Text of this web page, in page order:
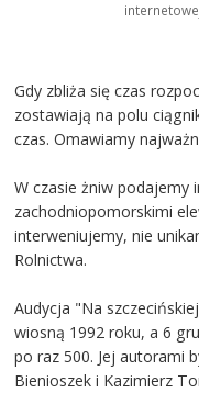
Gdy zbliża się czas
zostawiają na polu
czas. Omawiamy
W czasie żniw podajemy
zachodniopomorskimi
interweniujemy, nie
Rolnictwa.
Audycja "Na
wiosną 1992 roku, a 6
po raz 500. Jej autorami
Bienioszek i Kazimierz